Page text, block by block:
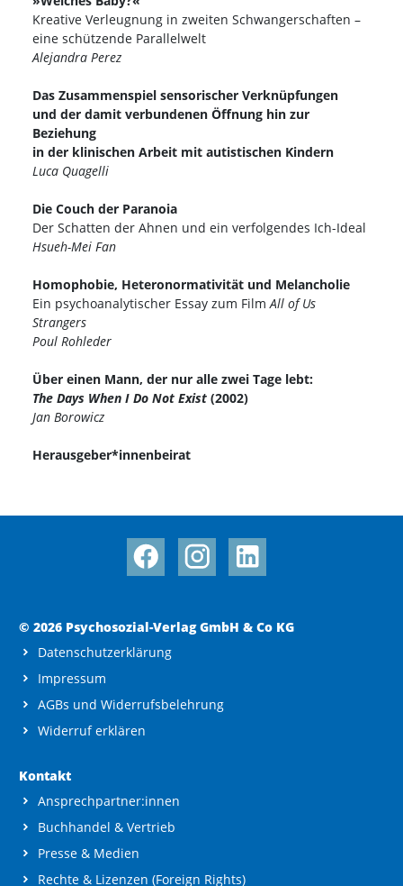
Kreative Verleugnung in zweiten Schwangerschaften –
eine schützende Parallelwelt
Alejandra Perez
Das Zusammenspiel sensorischer Verknüpfungen
und der damit verbundenen Öffnung hin zur
Beziehung
in der klinischen Arbeit mit autistischen Kindern
Luca Quagelli
Die Couch der Paranoia
Der Schatten der Ahnen und ein verfolgendes Ich-Ideal
Hsueh-Mei Fan
Homophobie, Heteronormativität und Melancholie
Ein psychoanalytischer Essay zum FilmAll of Us
Strangers
Poul Rohleder
Über einen Mann, der nur alle zwei Tage lebt:
The Days When I Do Not Exist (2002)
Jan Borowicz
Herausgeber*innenbeirat
© 2026 Psychosozial-Verlag GmbH & Co KG
Datenschutzerklärung
Impressum
AGBs und Widerrufsbelehrung
Widerruf erklären
Kontakt
Ansprechpartner:innen
Buchhandel & Vertrieb
Presse & Medien
Rechte & Lizenzen (Foreign Rights)